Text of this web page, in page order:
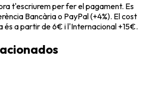
t'escriurem per fer el pagament. Es
Bancària o PayPal (+4%). El cost
és a partir de 6€ i l'Internacional +15€.